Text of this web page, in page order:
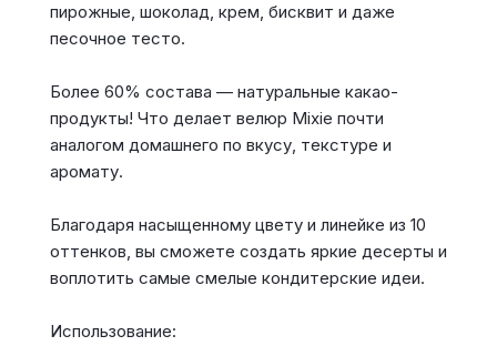
пирожные, шоколад, крем, бисквит и даже
песочное тесто.
Более 60% состава — натуральные какао-
продукты! Что делает велюр Mixie почти
аналогом домашнего по вкусу, текстуре и
аромату.
Благодаря насыщенному цвету и линейке из 10
оттенков, вы сможете создать яркие десерты и
воплотить самые смелые кондитерские идеи.
Использование: